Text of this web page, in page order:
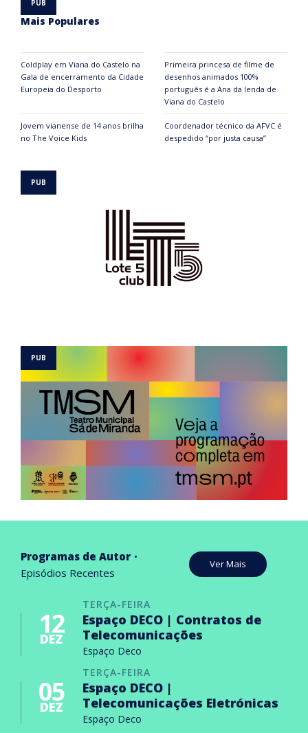
Mais Populares
Coldplay em Viana do Castelo na
Gala de encerramento da Cidade
Europeia do Desporto
Primeira princesa de filme de
desenhos animados 100%
português é a Ana da lenda de
Viana do Castelo
Jovem vianense de 14 anos brilha
no The Voice Kids
Coordenador técnico da AFVC é
despedido “por justa causa”
Programas de Autor
Episódios Recentes
Ver Mais
TERÇA-FEIRA
12
DEZ
Espaço DECO | Contratos de
Telecomunicações
Espaço Deco
TERÇA-FEIRA
05
DEZ
Espaço DECO |
Telecomunicações Eletrónicas
Espaço Deco